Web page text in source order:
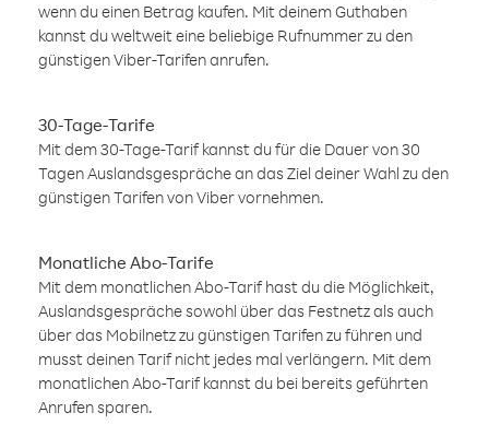
wenn du einen Betrag kaufen. Mit deinem Guthaben
kannst du weltweit eine beliebige Rufnummer zu den
günstigen Viber-Tarifen anrufen.
30-Tage-Tarife
Mit dem 30-Tage-Tarif kannst du für die Dauer von 30
Tagen Auslandsgespräche an das Ziel deiner Wahl zu den
günstigen Tarifen von Viber vornehmen.
Monatliche Abo-Tarife
Mit dem monatlichen Abo-Tarif hast du die Möglichkeit,
Auslandsgespräche sowohl über das Festnetz als auch
über das Mobilnetz zu günstigen Tarifen zu führen und
musst deinen Tarif nicht jedes mal verlängern. Mit dem
monatlichen Abo-Tarif kannst du bei bereits geführten
Anrufen sparen.